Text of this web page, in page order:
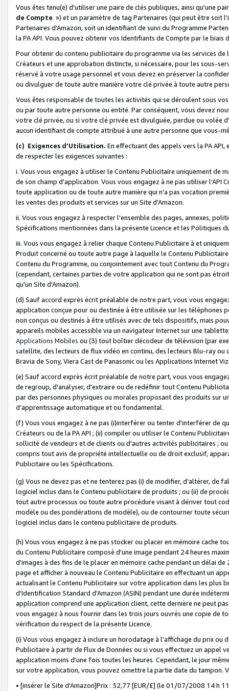
Vous êtes tenu(e) d'utiliser une paire de clés publiques, ainsi qu'une
de Compte ») et un paramètre de tag Partenaires (qui peut être soit
Partenaires d'Amazon, soit un identifiant de suivi du Programme
la PA API. Vous pouvez obtenir vos Identifiants de Compte par le biais
Pour obtenir du contenu publicitaire du programme via les services
Créateurs et une approbation distincte, si nécessaire, pour les sous-
réservé à votre usage personnel et vous devez en préserver la
ou divulguer de toute autre manière votre clé privée à toute autre
Vous êtes responsable de toutes les activités qui se déroulent sous
ou par toute autre personne ou entité. Par conséquent, vous devez
votre clé privée, ou si votre clé privée est divulguée, perdue ou volée
aucun identifiant de compte attribué à une autre personne que vous-
(c) Exigences d'Utilisation. En effectuant des appels vers la PA
de respecter les exigences suivantes :
i. Vous vous engagez à utiliser le Contenu Publicitaire uniquement de
de son champ d'application. Vous vous engagez à ne pas utiliser l’API
toute application ou de toute autre manière qui n'a pas vocation
les ventes des produits et services sur un Site d'Amazon.
ii. Vous vous engagez à respecter l'ensemble des pages, annexes,
Spécifications mentionnées dans la présente Licence et les Politiques
iii. Vous vous engagez à relier chaque Contenu Publicitaire à et
Produit concerné ou toute autre page à laquelle le Contenu
Contenu du Programme, ou conjointement avec tout Contenu du
(cependant, certaines parties de votre application qui ne sont pas
qu'un Site d'Amazon).
(d) Sauf accord exprès écrit préalable de notre part, vous vous
application conçue pour ou destinée à être utilisée sur les téléphones
non conçus ou destinés à être utilisés avec de tels dispositifs, mais
appareils mobiles accessible via un navigateur Internet sur une
Applications Mobiles ou (3) tout boîtier décodeur de télévision (par
satellite, des lecteurs de flux vidéo en continu, des lecteurs Blu-ray
Bravia de Sony, Viera Cast de Panasonic ou les Applications Internet
(e) Sauf accord exprès écrit préalable de notre part, vous vous
de regroup, d'analyser, d'extraire ou de redéfinir tout Contenu
par des personnes physiques ou morales proposant des produits sur
d’apprentissage automatique et ou fondamental.
(f) Vous vous engagez à ne pas (i)interférer ou tenter d'interférer de
Créateurs ou de la PA API ; (ii) compiler ou utiliser le Contenu
sollicité de vendeurs et de clients ou d'autres activités publicitaires ;
compris tout avis de propriété intellectuelle ou de droit exclusif,
Publicitaire ou les Spécifications.
(g) Vous ne devez pas et ne tenterez pas (i) de modifier, d'altérer, de
logiciel inclus dans le Contenu publicitaire de produits ; ou (ii) de
tout autre processus ou toute autre procédure visant à dériver tout
modèle ou des pondérations de modèle), ou de contourner toute
logiciel inclus dans le contenu publicitaire de produits.
(h) Vous vous engagez à ne pas stocker ou placer en mémoire cache
du Contenu Publicitaire composé d'une image pendant 24 heures
d'images à des fins de le placer en mémoire cache pendant un délai
page et afficher à nouveau le Contenu Publicitaire en effectuant un
actualisant le Contenu Publicitaire sur votre application dans les plus
d'Identification Standard d'Amazon (ASIN) pendant une durée
application comprend une application client, cette dernière ne peut
vous engagez à nous fournir dans les trois jours ouvrés une copie de
vérification du respect de la présente Licence.
(i) Vous vous engagez à inclure un horodatage à l'affichage du prix
Publicitaire à partir de Flux de Données ou si vous effectuez un appel
application moins d'une fois toutes les heures. Cependant, le jour
sur votre application, vous pouvez omettre la partie date du tampon.
• [insérer le Site d'Amazon]Prix : 32,77 [EUR/£] (le 01/07/2008 14 h